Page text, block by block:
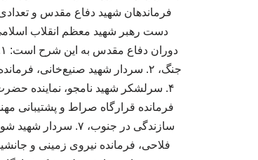
دست رهبر شهید معظم انقلاب